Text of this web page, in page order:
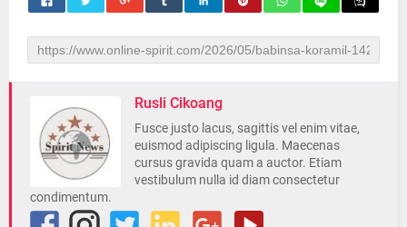
Rusli Cikoang
Fusce justo lacus, sagittis vel enim vitae,
euismod adipiscing ligula. Maecenas
cursus gravida quam a auctor. Etiam
vestibulum nulla id diam consectetur
condimentum.